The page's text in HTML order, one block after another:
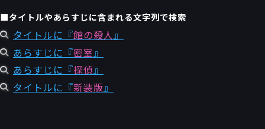
■タイトルやあらすじに含まれる文字列で検索
タイトルに『館の殺人』
あらすじに『密室 』
あらすじに『探偵』
タイトルに『新装版』